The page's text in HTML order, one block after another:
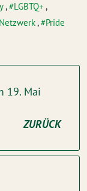
, LGBTQ+ ,
Netzwerk, Pride
19. Mai
ZURÜCK